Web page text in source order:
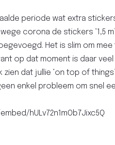
periode wat extra
corona de stickers ‘1,5
Het is slim om mee
op dat moment is daar veel
dat jullie ‘on top of
enkel probleem om snel
hULv72n1mOb7Jixc5Q